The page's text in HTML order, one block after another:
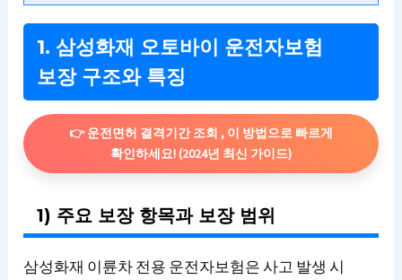
1. 삼성화재 오토바이 운전자보험
보장 구조와 특징
👉 운전면허 결격기간 조회 , 이 방법으로 빠르게
확인하세요! (2024년 최신 가이드)
1) 주요 보장 항목과 보장 범위
삼성화재 이륜차 전용 운전자보험은 사고 발생 시